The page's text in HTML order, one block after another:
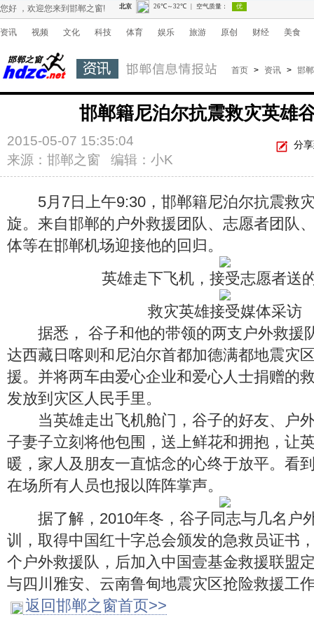
您好 ，欢迎您来到邯郸之窗!
资讯 视频 文化 科技 体育 娱乐 旅游 原创 财经 美食
首页 > 资讯 > 邯郸
邯郸籍尼泊尔抗震救灾英雄
分
2015-05-07 15:35:04
来源：邯郸之窗 编辑：小K
5月7日上午9:30，邯郸籍尼泊尔抗震救
旋。来自邯郸的户外救援团队、志愿者团队
体等在邯郸机场迎接他的回归。
英雄走下飞机，接受志愿者送
救灾英雄接受媒体采访
据悉， 谷子和他的带领的两支户外救援
达西藏日喀则和尼泊尔首都加德满都地震灾
援。并将两车由爱心企业和爱心人士捐赠的
发放到灾区人民手里。
当英雄走出飞机舱门，谷子的好友、户
子妻子立刻将他包围，送上鲜花和拥抱，让
暖，家人及朋友一直惦念的心终于放平。看
在场所有人员也报以阵阵掌声。
据了解，2010年冬，谷子同志与几名户
训，取得中国红十字总会颁发的急救员证书
个户外救援队，后加入中国壹基金救援联盟
与四川雅安、云南鲁甸地震灾区抢险救援工
返回邯郸之窗首页>>